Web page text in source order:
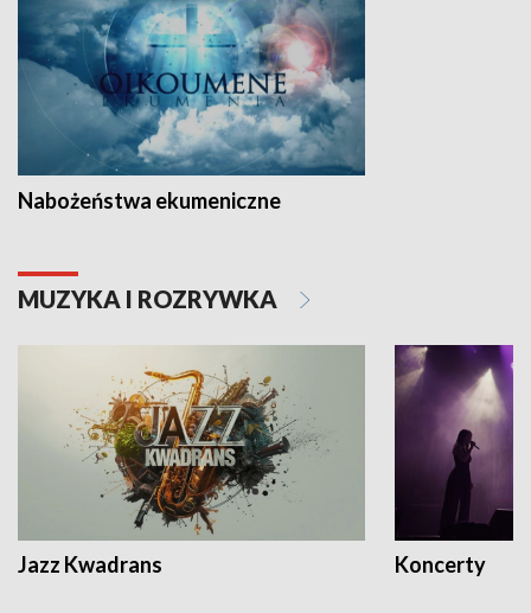
Nabożeństwa ekumeniczne
MUZYKA I ROZRYWKA
Jazz Kwadrans Koncerty